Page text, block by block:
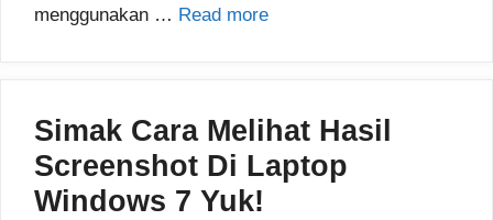
menggunakan … Read more
Simak Cara Melihat Hasil
Screenshot Di Laptop
Windows 7 Yuk!